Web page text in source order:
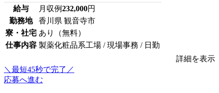
給与 月収例232,000円
勤務地
香川県 観音寺市
寮・社宅 あり（無料）
仕事内容 製薬化粧品系工場 / 現場事務 / 日勤
詳細を表示
＼最短45秒で完了／
応募へ進む